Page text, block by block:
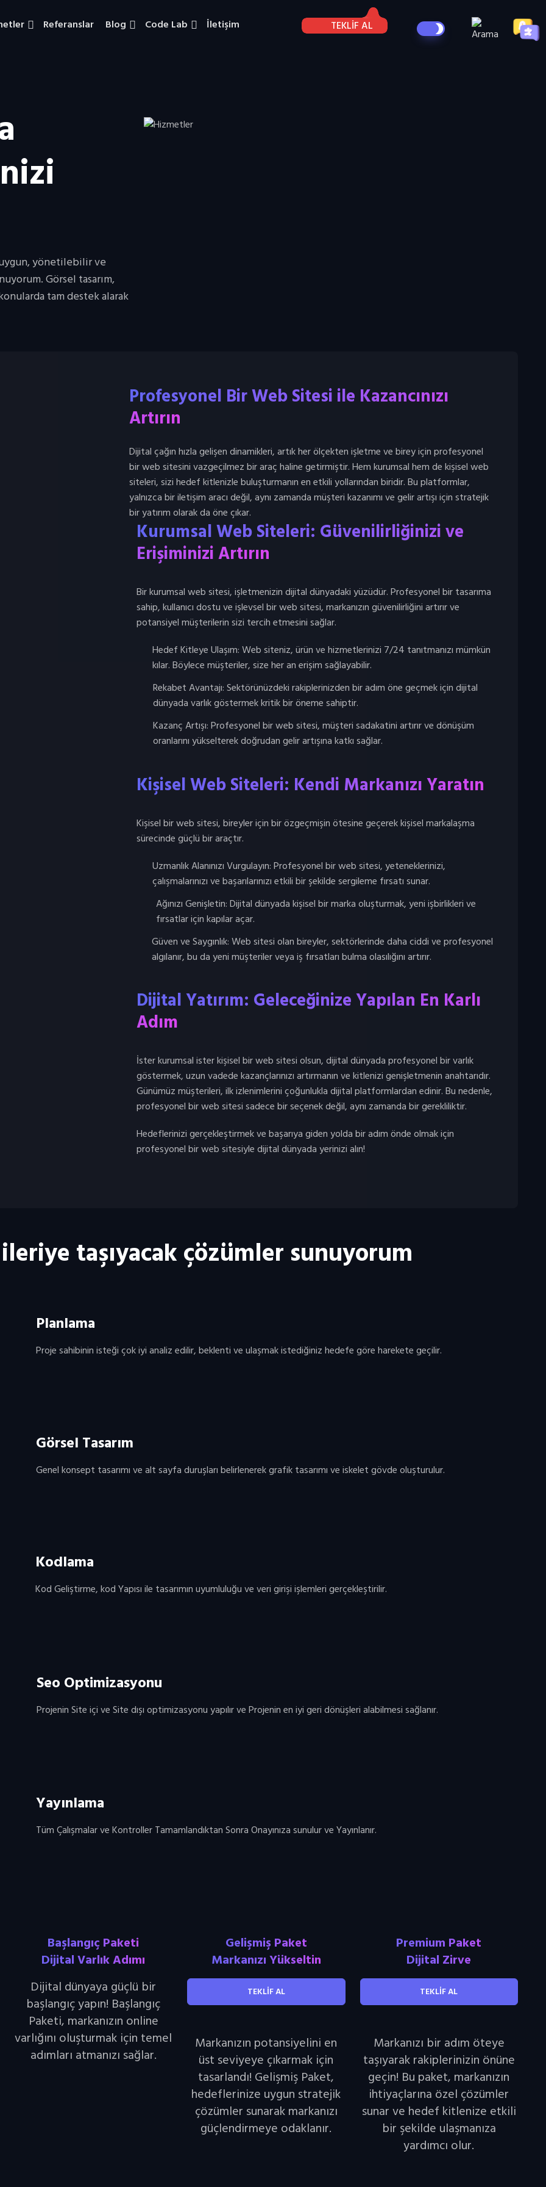
Referanslar Blog Code Lab İletişim TEKLİF AL
uygun, yönetilebilir ve
Görsel tasarım,
tam destek alarak
Profesyonel Bir Web Sitesi ile Kazancınızı
Artırın
Dijital çağın hızla gelişen dinamikleri, artık her ölçekten işletme ve birey için profesyonel
bir web sitesini vazgeçilmez bir araç haline getirmiştir. Hem kurumsal hem de kişisel web
siteleri, sizi hedef kitlenizle buluşturmanın en etkili yollarından biridir. Bu platformlar,
yalnızca bir iletişim aracı değil, aynı zamanda müşteri kazanımı ve gelir artışı için stratejik
bir yatırım olarak da öne çıkar.
Kurumsal Web Siteleri: Güvenilirliğinizi ve
Erişiminizi Artırın
Bir kurumsal web sitesi, işletmenizin dijital dünyadaki yüzüdür. Profesyonel bir tasarıma
sahip, kullanıcı dostu ve işlevsel bir web sitesi, markanızın güvenilirliğini artırır ve
potansiyel müşterilerin sizi tercih etmesini sağlar.
Hedef Kitleye Ulaşım: Web siteniz, ürün ve hizmetlerinizi 7/24 tanıtmanızı mümkün
kılar. Böylece müşteriler, size her an erişim sağlayabilir.
Rekabet Avantajı: Sektörünüzdeki rakiplerinizden bir adım öne geçmek için dijital
dünyada varlık göstermek kritik bir öneme sahiptir.
Kazanç Artışı: Profesyonel bir web sitesi, müşteri sadakatini artırır ve dönüşüm
oranlarını yükselterek doğrudan gelir artışına katkı sağlar.
Kişisel Web Siteleri: Kendi Markanızı Yaratın
Kişisel bir web sitesi, bireyler için bir özgeçmişin ötesine geçerek kişisel markalaşma
sürecinde güçlü bir araçtır.
Uzmanlık Alanınızı Vurgulayın: Profesyonel bir web sitesi, yeteneklerinizi,
çalışmalarınızı ve başarılarınızı etkili bir şekilde sergileme fırsatı sunar.
Ağınızı Genişletin: Dijital dünyada kişisel bir marka oluşturmak, yeni işbirlikleri ve
fırsatlar için kapılar açar.
Güven ve Saygınlık: Web sitesi olan bireyler, sektörlerinde daha ciddi ve profesyonel
algılanır, bu da yeni müşteriler veya iş fırsatları bulma olasılığını artırır.
Dijital Yatırım: Geleceğinize Yapılan En Karlı
Adım
İster kurumsal ister kişisel bir web sitesi olsun, dijital dünyada profesyonel bir varlık
göstermek, uzun vadede kazançlarınızı artırmanın ve kitlenizi genişletmenin anahtarıdır.
Günümüz müşterileri, ilk izlenimlerini çoğunlukla dijital platformlardan edinir. Bu nedenle,
profesyonel bir web sitesi sadece bir seçenek değil, aynı zamanda bir gerekliliktir.
Hedeflerinizi gerçekleştirmek ve başarıya giden yolda bir adım önde olmak için
profesyonel bir web sitesiyle dijital dünyada yerinizi alın!
taşıyacak çözümler sunuyorum
Planlama
Proje sahibinin isteği çok iyi analiz edilir, beklenti ve ulaşmak istediğiniz hedefe göre harekete geçilir.
Görsel Tasarım
Genel konsept tasarımı ve alt sayfa duruşları belirlenerek grafik tasarımı ve iskelet gövde oluşturulur.
Kodlama
Kod Geliştirme, kod Yapısı ile tasarımın uyumluluğu ve veri girişi işlemleri gerçekleştirilir.
Seo Optimizasyonu
Projenin Site içi ve Site dışı optimizasyonu yapılır ve Projenin en iyi geri dönüşleri alabilmesi sağlanır.
Yayınlama
Tüm Çalışmalar ve Kontroller Tamamlandıktan Sonra Onayınıza sunulur ve Yayınlanır.
Başlangıç Paketi
Dijital Varlık Adımı
Dijital dünyaya güçlü bir
başlangıç yapın! Başlangıç
Paketi, markanızın online
varlığını oluşturmak için temel
adımları atmanızı sağlar.
Gelişmiş Paket
Markanızı Yükseltin
TEKLİF AL
Markanızın potansiyelini en
üst seviyeye çıkarmak için
tasarlandı! Gelişmiş Paket,
hedeflerinize uygun stratejik
çözümler sunarak markanızı
güçlendirmeye odaklanır.
Premium Paket
Dijital Zirve
TEKLİF AL
Markanızı bir adım öteye
taşıyarak rakiplerinizin önüne
geçin! Bu paket, markanızın
ihtiyaçlarına özel çözümler
sunar ve hedef kitlenize etkili
bir şekilde ulaşmanıza
yardımcı olur.